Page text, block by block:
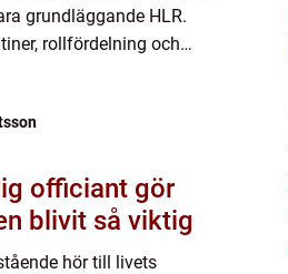
grundläggande HLR.
rollfördelning och
officiant gör
blivit så viktig
hör till livets